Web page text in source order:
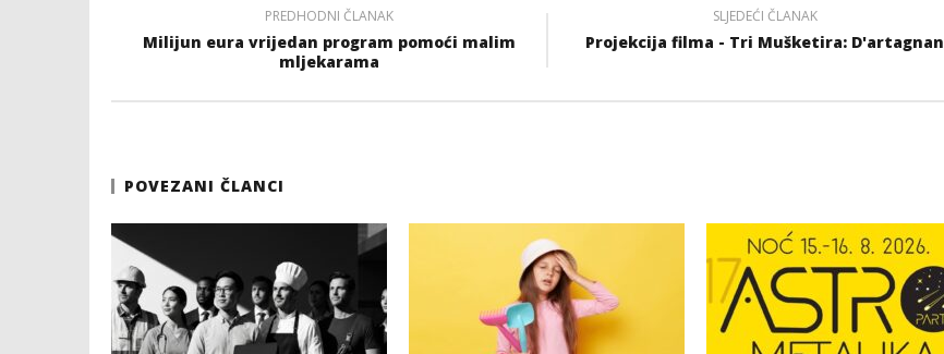
PREDHODNI ČLANAK
Milijun eura vrijedan program pomoći malim
mljekarama
SLJEDEĆI ČLANAK
Projekcija filma - Tri Mušketira: D'artagnan
POVEZANI ČLANCI